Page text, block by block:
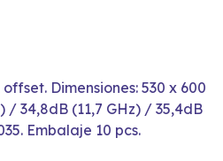
Dimensiones: 530 x 600
/ 34,8dB (11,7 GHz) / 35,4dB
Embalaje 10 pcs.